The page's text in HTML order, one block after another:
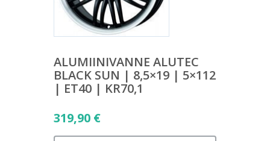
ALUMIINIVANNE ALUTEC
BLACK SUN | 8,5×19 | 5×112
| ET40 | KR70,1
319,90 €